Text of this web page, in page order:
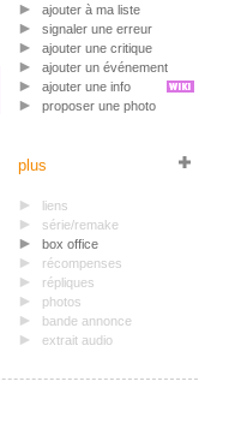
ajouter à ma liste
signaler une erreur
ajouter une critique
ajouter un événement
ajouter une info
proposer une photo
plus
liens
série/remake
box office
récompenses
répliques
photos
bande annonce
extrait audio